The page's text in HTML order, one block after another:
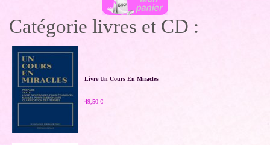
Catégorie livres et CD :
Livre Un Cours En Miracles
49,50 €